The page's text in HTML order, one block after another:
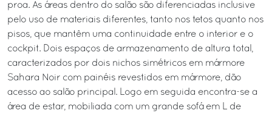
proa. As áreas dentro do salão são diferenciadas inclusive
pelo uso de materiais diferentes, tanto nos tetos quanto nos
pisos, que mantêm uma continuidade entre o interior e o
cockpit. Dois espaços de armazenamento de altura total,
caracterizados por dois nichos simétricos em mármore
Sahara Noir com painéis revestidos em mármore, dão
acesso ao salão principal. Logo em seguida encontra-se a
área de estar, mobiliada com um grande sofá em L de